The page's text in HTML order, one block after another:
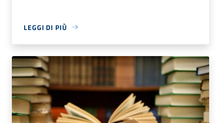
LEGGI DI PIÙ